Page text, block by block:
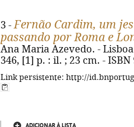
3 -Fernão Cardim, um
passando por Roma e
Ana Maria Azevedo. -
346, [1] p. : il. ; 23 cm. - ISBN
Link persistente: http://
ADICIONAR À LISTA